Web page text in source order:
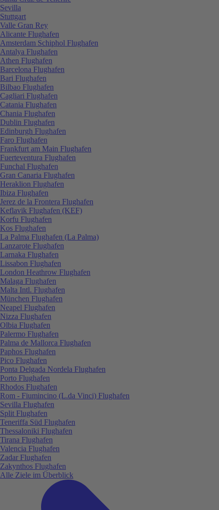
Sevilla
Stuttgart
Valle Gran Rey
Alicante Flughafen
Amsterdam Schiphol Flughafen
Antalya Flughafen
Athen Flughafen
Barcelona Flughafen
Bari Flughafen
Bilbao Flughafen
Cagliari Flughafen
Catania Flughafen
Chania Flughafen
Dublin Flughafen
Edinburgh Flughafen
Faro Flughafen
Frankfurt am Main Flughafen
Fuerteventura Flughafen
Funchal Flughafen
Gran Canaria Flughafen
Heraklion Flughafen
Ibiza Flughafen
Jerez de la Frontera Flughafen
Keflavik Flughafen (KEF)
Korfu Flughafen
Kos Flughafen
La Palma Flughafen (La Palma)
Lanzarote Flughafen
Larnaka Flughafen
Lissabon Flughafen
London Heathrow Flughafen
Malaga Flughafen
Malta Intl. Flughafen
München Flughafen
Neapel Flughafen
Nizza Flughafen
Olbia Flughafen
Palermo Flughafen
Palma de Mallorca Flughafen
Paphos Flughafen
Pico Flughafen
Ponta Delgada Nordela Flughafen
Porto Flughafen
Rhodos Flughafen
Rom - Fiumincino (L.da Vinci) Flughafen
Sevilla Flughafen
Split Flughafen
Teneriffa Süd Flughafen
Thessaloniki Flughafen
Tirana Flughafen
Valencia Flughafen
Zadar Flughafen
Zakynthos Flughafen
Alle Ziele im Überblick